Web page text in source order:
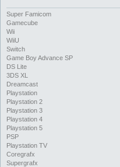
Super Famicom
Gamecube
Wii
WiiU
Switch
Game Boy Advance SP
DS Lite
3DS XL
Dreamcast
Playstation
Playstation 2
Playstation 3
Playstation 4
Playstation 5
PSP
Playstation TV
Coregrafx
Supergrafx